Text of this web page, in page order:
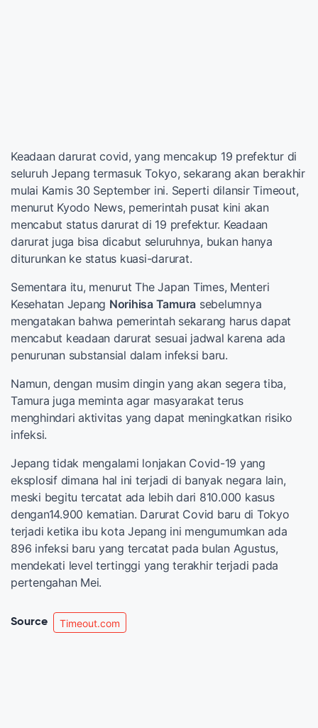
Keadaan darurat covid, yang mencakup 19 prefektur di
seluruh Jepang termasuk Tokyo, sekarang akan berakhir
mulai Kamis 30 September ini. Seperti dilansir Timeout,
menurut Kyodo News, pemerintah pusat kini akan
mencabut status darurat di 19 prefektur. Keadaan
darurat juga bisa dicabut seluruhnya, bukan hanya
diturunkan ke status kuasi-darurat.
Sementara itu, menurut The Japan Times, Menteri
Kesehatan Jepang Norihisa Tamura sebelumnya
mengatakan bahwa pemerintah sekarang harus dapat
mencabut keadaan darurat sesuai jadwal karena ada
penurunan substansial dalam infeksi baru.
Namun, dengan musim dingin yang akan segera tiba,
Tamura juga meminta agar masyarakat terus
menghindari aktivitas yang dapat meningkatkan risiko
infeksi.
Jepang tidak mengalami lonjakan Covid-19 yang
eksplosif dimana hal ini terjadi di banyak negara lain,
meski begitu tercatat ada lebih dari 810.000 kasus
dengan14.900 kematian. Darurat Covid baru di Tokyo
terjadi ketika ibu kota Jepang ini mengumumkan ada
896 infeksi baru yang tercatat pada bulan Agustus,
mendekati level tertinggi yang terakhir terjadi pada
pertengahan Mei.
Source Timeout.com